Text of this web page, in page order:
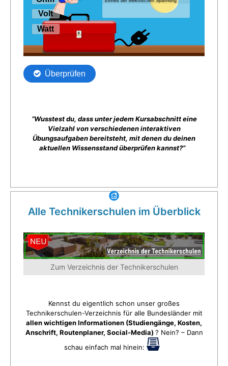
“Wusstest du, dass unter jedem Kursabschnitt eine
Vielzahl von verschiedenen interaktiven
Übungsaufgaben bereitsteht, mit denen du deinen
aktuellen Wissensstand überprüfen kannst?”
Alle Technikerschulen im Überblick
Zum Verzeichnis der Technikerschulen
Kennst du eigentlich schon unser großes
Technikerschulen-Verzeichnis für alle Bundesländer mit
allen wichtigen Informationen (Studiengänge, Kosten,
Anschrift, Routenplaner, Social-Media) ? Nein? – Dann
schau einfach mal hinein: